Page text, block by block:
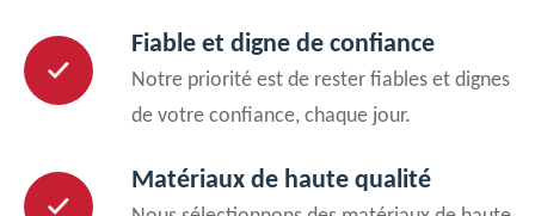
Fiable et digne de confiance
Notre priorité est de rester fiables et dignes
de votre confiance, chaque jour.
Matériaux de haute qualité